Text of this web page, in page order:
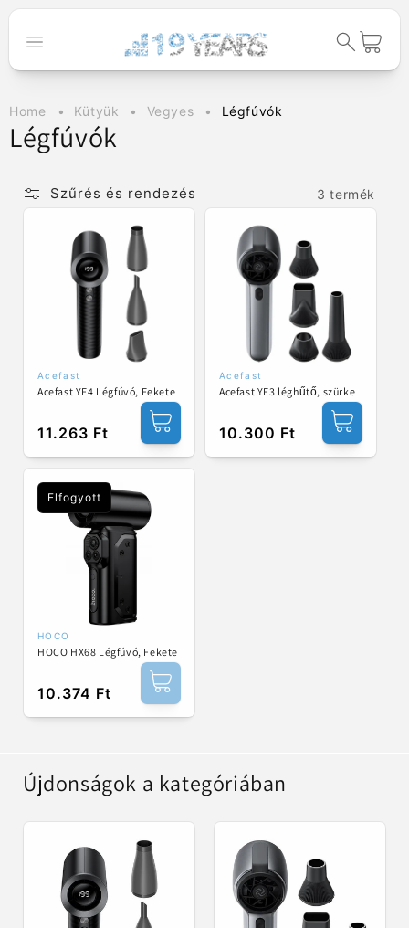
Ugrás a
Kosár
Home Kütyük Vegyes Légfúvók
K
Légfúvók
Szűrés és rendezés 3 termék
Forgalmazó:
Acefast
Acefast YF4 Légfúvó, Fekete
Normál
ár
11.263 Ft
Forgalmazó:
Acefast
Acefast YF3 léghűtő, szürke
Normál
ár
10.300 Ft
Elfogyott
Forgalmazó:
HOCO
HOCO HX68 Légfúvó, Fekete
Normál
ár
10.374 Ft
Újdonságok a kategóriában